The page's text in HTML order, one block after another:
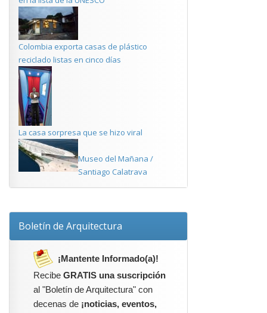
Colombia exporta casas de plástico
reciclado listas en cinco días
La casa sorpresa que se hizo viral
Museo del Mañana /
Santiago Calatrava
Boletín de Arquitectura
¡Mantente Informado(a)!
Recibe GRATIS una suscripción
al "Boletín de Arquitectura" con
decenas de ¡noticias, eventos,